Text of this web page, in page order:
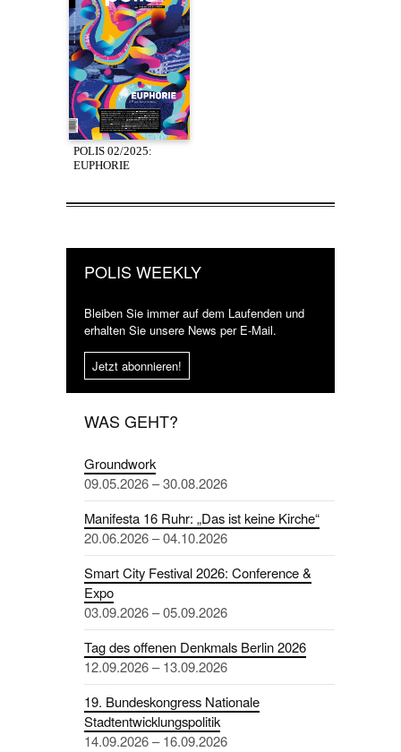
POLIS 02/2025:
EUPHORIE
POLIS WEEKLY
Bleiben Sie immer auf dem Laufenden und
erhalten Sie unsere News per E-Mail.
Jetzt abonnieren!
WAS GEHT?
Groundwork
09.05.2026 – 30.08.2026
Manifesta 16 Ruhr: „Das ist keine Kirche“
20.06.2026 – 04.10.2026
Smart City Festival 2026: Conference &
Expo
03.09.2026 – 05.09.2026
Tag des offenen Denkmals Berlin 2026
12.09.2026 – 13.09.2026
19. Bundeskongress Nationale
Stadtentwicklungspolitik
14.09.2026 – 16.09.2026